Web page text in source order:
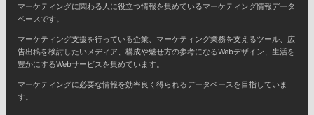
マーケティングに関わる人に役立つ情報を集めているマーケティング情報データ
ベースです。
マーケティング支援を行っている企業、マーケティング業務を支えるツール、広
告出稿を検討したいメディア、構成や魅せ方の参考になるWebデザイン、生活を
豊かにするWebサービスを集めています。
マーケティングに必要な情報を効率良く得られるデータベースを目指していま
す。